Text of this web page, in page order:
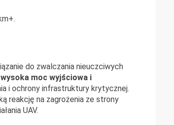
do zwalczania nieuczciwych
moc wyjściowa i
i ochrony infrastruktury krytycznej.
reakcję na zagrożenia ze strony
UAV.